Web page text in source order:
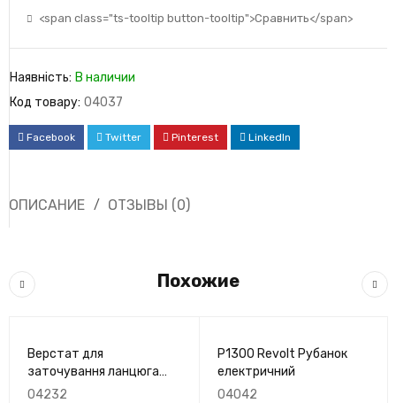
<span class="ts-tooltip button-tooltip">Сравнить</span>
Наявність: В наличии
Код товару: 04037
Facebook Twitter Pinterest LinkedIn
ОПИСАНИЕ ОТЗЫВЫ (0)
Похожие
Верстат для
заточування ланцюга
PRO-CRAFT SK-1100
04232
P1300 Revolt Рубанок
електричний
04042